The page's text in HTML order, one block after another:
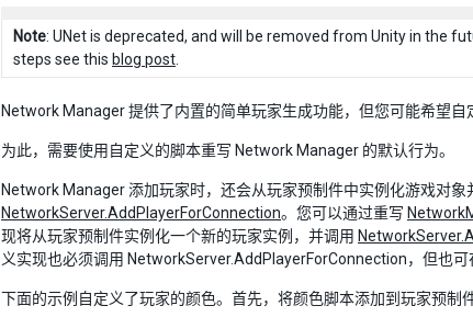
Note: UNet is deprecated, and will be removed from Unity in the
steps see this blog post
Network Manager 提供了内置的简单玩家生成功能，但您可能希望
为此，需要使用自定义的脚本重写 Network Manager 的默认行为。
Network Manager 添加玩家时，还会从玩家预制件中实例化游戏对
NetworkServer.AddPlayerForConnection。您可以通过重写
现将从玩家预制件实例化一个新的玩家实例，并调用
义实现也必须调用 NetworkServer.AddPlayerForConnection，但也
下面的示例自定义了玩家的颜色。首先，将颜色脚本添加到玩家预制件